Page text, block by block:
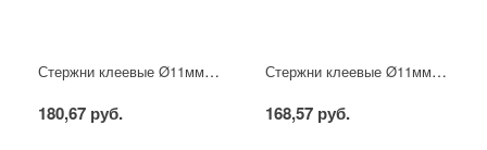
Стержни клеевые Ø11мм, 100мм, прозрачные светящиеся (12 шт/уп), блистер REXANT
180,67 руб.
Стержни клеевые Ø11мм, 100мм, цветные (12 шт/уп), блистер REXANT
168,57 руб.